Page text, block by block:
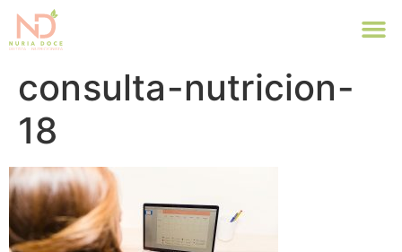
consulta-nutricion-
18